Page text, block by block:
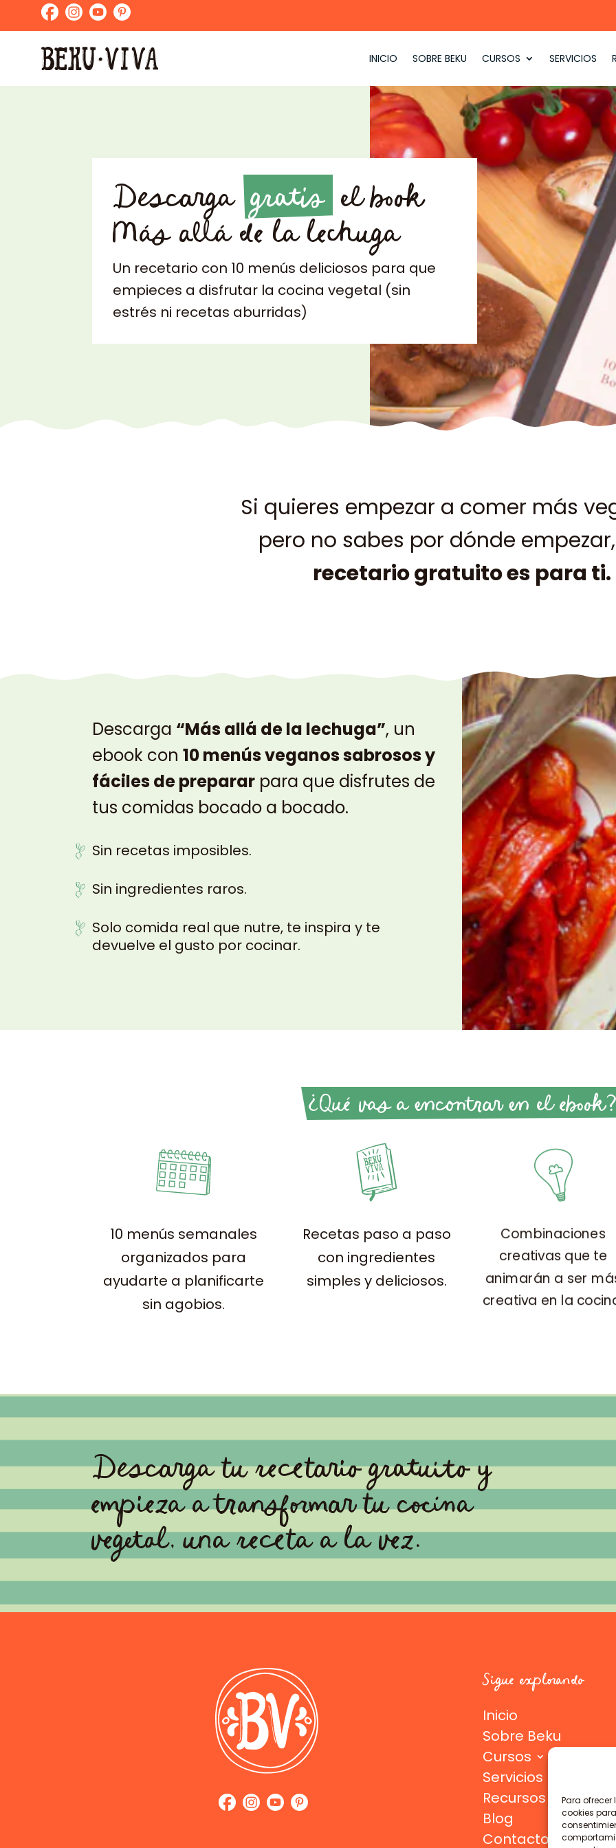
Para
cookies
INICIO SOBRE BEKU CURSOS SERVICIOS
Descarga gratis el book
Más allá de la lechuga
Un recetario con 10 menús deliciosos para que
empieces a disfrutar la cocina vegetal (sin
estrés ni recetas aburridas)
Si quieres empezar a comer más
pero no sabes por dónde
recetario gratuito es para ti.
Descarga “Más allá de la lechuga”, un
ebook con10 menús veganos sabrosos y
fáciles de preparar para que disfrutes de
tus comidas bocado a bocado.
Sin recetas imposibles.
Sin ingredientes raros.
Solo comida real que nutre, te inspira y te
devuelve el gusto por cocinar.
¿Qué vas a encontrar en el
10 menús semanales
organizados para
ayudarte a planificarte
sin agobios.
Recetas paso a paso
con ingredientes
simples y deliciosos.
Combinaciones
creativas que te
animarán a ser
creativa en la
Descarga tu recetario gratuito y
empieza a transformar tu cocina
vegetal, una receta a la vez.
Sigue explorando
Inicio
Sobre Beku
Cursos
Servicios
Recursos gratuitos
Blog
Contacto